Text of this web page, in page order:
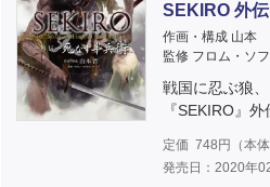
SEKIRO 外
作画・構成 山本
監修 フロム・ソ
戦国に忍ぶ狼
『SEKIRO』
定価 748 円（本体
発売日：2020年